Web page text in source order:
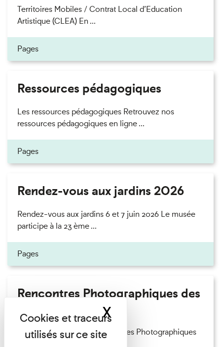
Territoires Mobiles / Contrat Local d’Education
Artistique (CLEA) En ...
Pages
Ressources pédagogiques
Les ressources pédagogiques Retrouvez nos
ressources pédagogiques en ligne ...
Pages
Rendez-vous aux jardins 2026
Rendez-vous aux jardins 6 et 7 juin 2026 Le musée
participe à la 23 ème ...
Pages
Rencontres Photographiques des
Les lauréats 2022 des Rencontres Photographiques
XMasquer le